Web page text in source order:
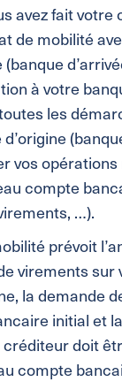
avez fait votre
de mobilité
à votre
les
vos
compte
…).
prévoit
virements
la demande
initial et
créditeur doit
compte